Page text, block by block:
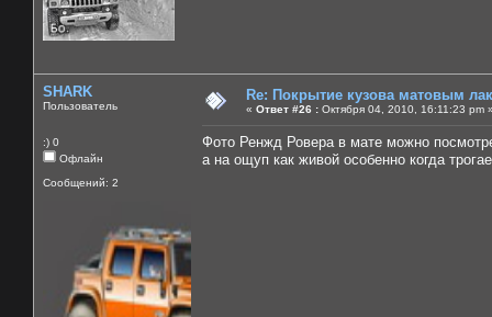
SHARK
Пользователь
:) 0
Офлайн
Сообщений: 2
Re: Покрытие кузова матовым
« Ответ #26 : Октября 04, 2010, 16:11:23 pm
Фото Ренжд Ровера в мате можно
а на ощуп как живой особенно когда